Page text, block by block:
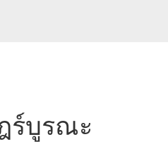
ร์บูรณะ